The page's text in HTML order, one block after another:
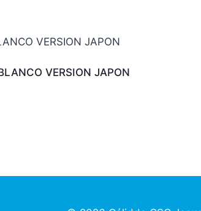
VERSION JAPON